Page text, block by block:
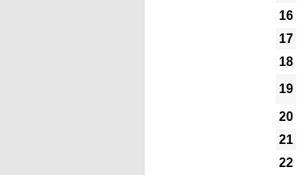
16
17
18
19
20
21
22